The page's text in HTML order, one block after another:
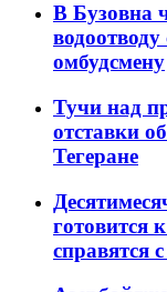
В Бузовна
омбудсмену
Тучи над
отставки
Тегеране
готовится
справятся